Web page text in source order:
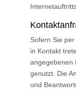
Sofern Sie
in Kontakt
angegebenen
genutzt. Die
und